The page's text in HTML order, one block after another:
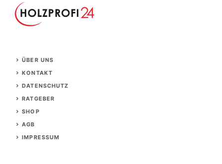
ÜBER UNS
KONTAKT
DATENSCHUTZ
RATGEBER
SHOP
AGB
IMPRESSUM